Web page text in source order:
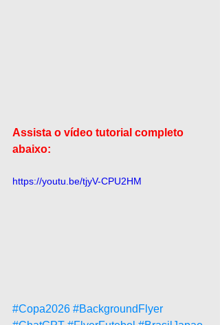
Assista o vídeo tutorial completo
abaixo:
https://youtu.be/tjyV-CPU2HM
#Copa2026 #BackgroundFlyer